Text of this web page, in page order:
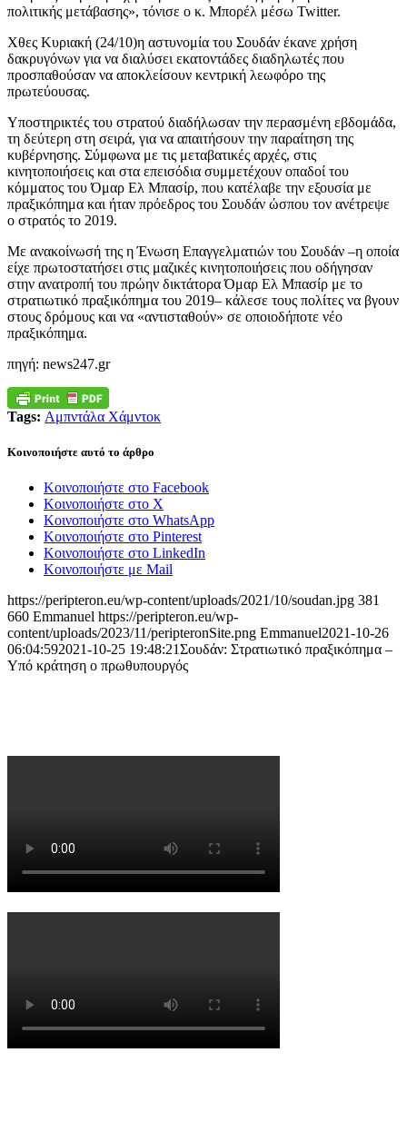
πολιτικής μετάβασης», τόνισε ο κ. Μπορέλ μέσω Twitter.
Χθες Κυριακή (24/10)η αστυνομία του Σουδάν έκανε χρήση
δακρυγόνων για να διαλύσει εκατοντάδες διαδηλωτές που
προσπαθούσαν να αποκλείσουν κεντρική λεωφόρο της
πρωτεύουσας.
Υποστηρικτές του στρατού διαδήλωσαν την περασμένη εβδομάδα,
τη δεύτερη στη σειρά, για να απαιτήσουν την παραίτηση της
κυβέρνησης. Σύμφωνα με τις μεταβατικές αρχές, στις
κινητοποιήσεις και στα επεισόδια συμμετέχουν οπαδοί του
κόμματος του Όμαρ Ελ Μπασίρ, που κατέλαβε την εξουσία με
πραξικόπημα και ήταν πρόεδρος του Σουδάν ώσπου τον ανέτρεψε
ο στρατός το 2019.
Με ανακοίνωσή της η Ένωση Επαγγελματιών του Σουδάν –η οποία
είχε πρωτοστατήσει στις μαζικές κινητοποιήσεις που οδήγησαν
στην ανατροπή του πρώην δικτάτορα Όμαρ Ελ Μπασίρ με το
στρατιωτικό πραξικόπημα του 2019– κάλεσε τους πολίτες να βγουν
στους δρόμους και να «αντισταθούν» σε οποιοδήποτε νέο
πραξικόπημα.
πηγή: news247.gr
Tags: Αμπντάλα Χάμντοκ
Κοινοποιήστε αυτό το άρθρο
Κοινοποιήστε στο Facebook
Κοινοποιήστε στο X
Κοινοποιήστε στο WhatsApp
Κοινοποιήστε στο Pinterest
Κοινοποιήστε στο LinkedIn
Κοινοποιήστε με Mail
https://peripteron.eu/wp-content/uploads/2021/10/soudan.jpg 381
660 Emmanuel https://peripteron.eu/wp-
content/uploads/2023/11/peripteronSite.png Emmanuel2021-10-26
06:04:592021-10-25 19:48:21Σουδάν: Στρατιωτικό πραξικόπημα –
Υπό κράτηση ο πρωθυπουργός